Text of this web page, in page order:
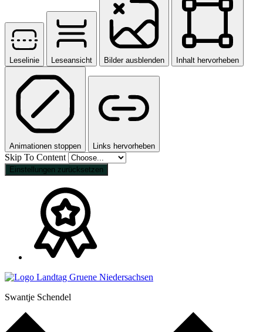
Leselinie Leseansicht Bilder ausblenden Inhalt hervorheben
Animationen stoppen Links hervorheben
Skip To Content
Einstellungen zurücksetzen
Swantje Schendel